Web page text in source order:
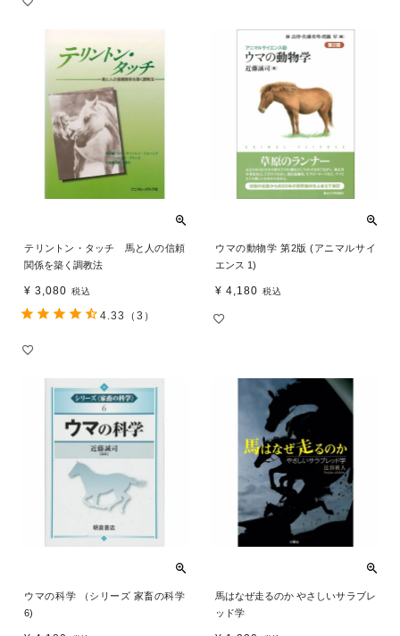
テリントン・タッチ 馬と人の信頼
関係を築く調教法
¥ 3,080 税込
4.33 （3）
ウマの動物学 第2版 (アニマルサイ
エンス 1)
¥ 4,180 税込
ウマの科学 （シリーズ 家畜の科学
6)
馬はなぜ走るのか やさしいサラブレ
ッド学